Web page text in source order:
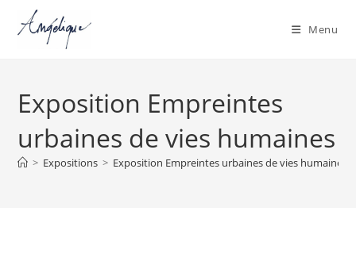
content
Menu
Exposition Empreintes
urbaines de vies humaines
> Expositions > Exposition Empreintes urbaines de vies humaines